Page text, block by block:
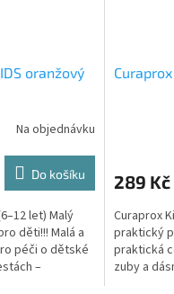
oranžový
Na objednávku
Do košíku
let) Malý
děti!!! Malá a
péči o dětské
–
289 Kč
Curaprox
praktický
praktická
zuby a